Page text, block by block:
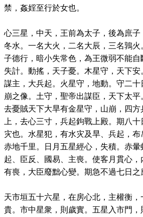
禁，姦婬至行於女也。
心三星，中天，王前為太子，後為庶
冬水。一名大火，二名大辰，三名鶉
子德行，暗小失常色，為王微弱不能
失計。動搖，天子憂。木星守，天下
謀主，大兵起。火星守，地動。守二
崩之像。土守，聖帝出謀臣，天下太
去憂賊天下大旱有金星守，山崩，四
上，去心三寸，兵起鉤戰上殿。期八
灾也。水星犯，有水灾及旱、兵起，布
赤地千里。日月五星經心，失積。赤
起、臣反、國易、主喪。使客月貫心
有喪，大臣廢黜心變。期急不過七日之
天市垣五十六星，在房心北，主權衡
貴。市中星衆，則歲實。五星入市門